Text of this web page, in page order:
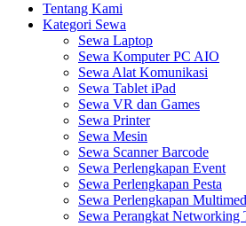
Tentang Kami
Kategori Sewa
Sewa Laptop
Sewa Komputer PC AIO
Sewa Alat Komunikasi
Sewa Tablet iPad
Sewa VR dan Games
Sewa Printer
Sewa Mesin
Sewa Scanner Barcode
Sewa Perlengkapan Event
Sewa Perlengkapan Pesta
Sewa Perlengkapan
Sewa Perangkat Networking